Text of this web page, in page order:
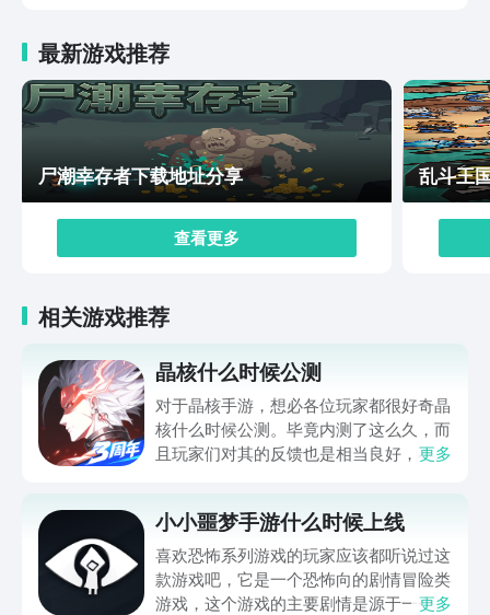
墙角堆着破旧的病床，地上还散落着医疗器械，还有的关
卡是快要塌的工厂，天花板上的钢管时不时往下掉铁锈，
机器的轰鸣声一直在耳边响。小小梦魇三的玩法特色非常
多样，只有充分的运用各种技巧，才能够成为游戏中的强
者，关于小小梦魇3什么时候发布已经给大家分享完了，
可以在豌豆荚中先预约这款游戏，等待上线后就可以根据
攻略中的详细指引来操作。
最新游戏推荐
尸潮幸存者下载地址分享
查看更多
乱斗王
相关游戏推荐
晶核什么时候公测
对于晶核手游，想必各位玩家都很好奇晶
核什么时候公测。毕竟内测了这么久，而
且玩家们对其的反馈也是相当良好，不少
来一期晶核公测时间分享，希望能对于各
位玩家们带来一些帮助，一起来看一看
吧！
更多
小小噩梦手游什么时候上线
喜欢恐怖系列游戏的玩家应该都听说过这
款游戏吧，它是一个恐怖向的剧情冒险类
游戏，这个游戏的主要剧情是源于一个小
更多